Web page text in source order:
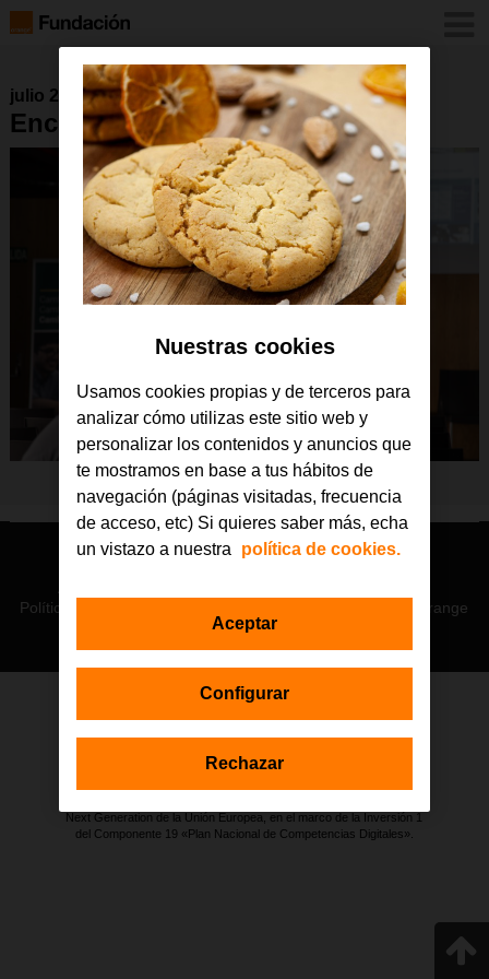
julio 2018
Encuentro GarageLab, Dalia
© Orange 2026
Política de privacidad
Orange
Estas actuaciones forman parte de la iniciativa Generación D
la Función Pública a través de la Secretaría de Estado de
Next Generation de la Unión Europea, en el marco de la Inversión 1
del Componente 19 «Plan Nacional de Competencias Digitales».
Nuestras cookies
Usamos cookies propias y de terceros para
analizar cómo utilizas este sitio web y
personalizar los contenidos y anuncios que
te mostramos en base a tus hábitos de
navegación (páginas visitadas, frecuencia
de acceso, etc) Si quieres saber más, echa
un vistazo a nuestra
política de cookies.
Configurar
Rechazar
Aceptar